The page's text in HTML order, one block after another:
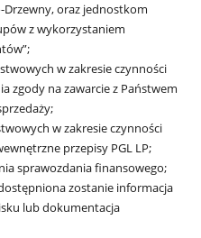
Drzewny, oraz jednostkom
z wykorzystaniem
w zakresie czynności
zgody na zawarcie z Państwem
w zakresie czynności
przepisy PGL LP;
sprawozdania finansowego;
zostanie informacja
lub dokumentacja